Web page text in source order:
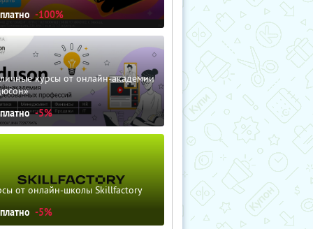
-100%
курсы от онлайн-академии
-5%
от онлайн-школы Skillfactory
-5%